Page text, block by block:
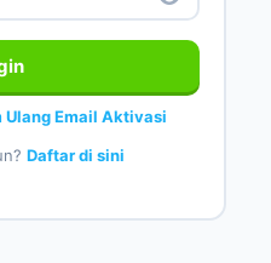
Email Aktivasi
Daftar di sini